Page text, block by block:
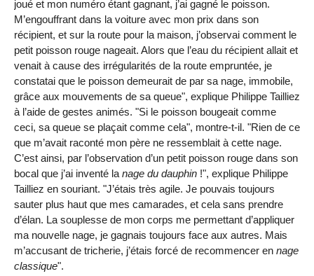
joué et mon numéro étant gagnant, j’ai gagné le poisson.
M’engouffrant dans la voiture avec mon prix dans son
récipient, et sur la route pour la maison, j’observai comment le
petit poisson rouge nageait. Alors que l’eau du récipient allait et
venait à cause des irrégularités de la route empruntée, je
constatai que le poisson demeurait de par sa nage, immobile,
grâce aux mouvements de sa queue", explique Philippe Tailliez
à l’aide de gestes animés. "Si le poisson bougeait comme
ceci, sa queue se plaçait comme cela", montre-t-il. "Rien de ce
que m’avait raconté mon père ne ressemblait à cette nage.
C’est ainsi, par l’observation d’un petit poisson rouge dans son
bocal que j’ai inventé la nage du dauphin !", explique Philippe
Tailliez en souriant. "J’étais très agile. Je pouvais toujours
sauter plus haut que mes camarades, et cela sans prendre
d’élan. La souplesse de mon corps me permettant d’appliquer
ma nouvelle nage, je gagnais toujours face aux autres. Mais
m’accusant de tricherie, j’étais forcé de recommencer en nage
classique".